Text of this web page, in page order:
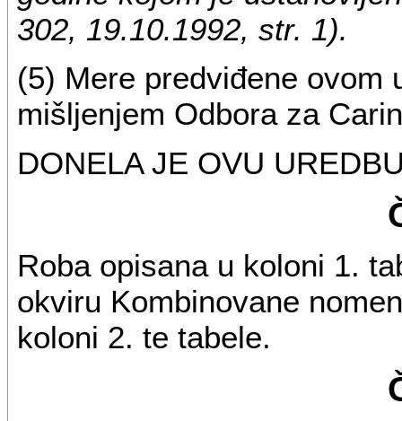
302, 19.10.1992, str. 1).
(5) Mere predviđene ovom
mišljenjem Odbora za
DONELA JE OVU
Roba opisana u koloni 1.
okviru Kombinovane
koloni 2. te tabele.